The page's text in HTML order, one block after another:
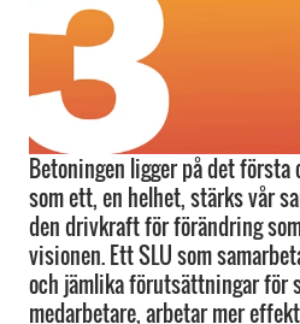
Betoningen ligger på det första
som ett, en helhet, stärks vår
den drivkraft för förändring
visionen. Ett SLU som
och jämlika förutsättningar för
medarbetare, arbetar mer